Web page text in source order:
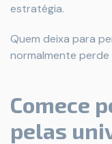
estratégia.
Quem deixa para
normalmente
Comece
pelas